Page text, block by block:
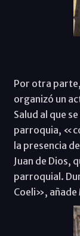
Por otra
organizó un
Salud al que
parroquia,
la presencia
Juan de Dios,
parroquial.
Coeli», añade